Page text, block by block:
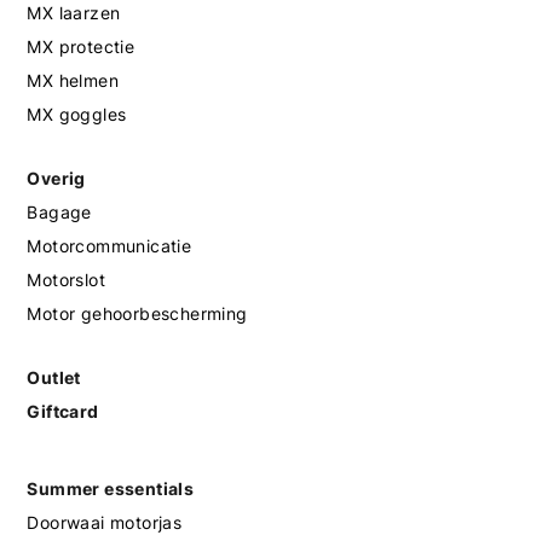
MX laarzen
MX protectie
MX helmen
MX goggles
Overig
Bagage
Motorcommunicatie
Motorslot
Motor gehoorbescherming
Outlet
Giftcard
Summer essentials
Doorwaai motorjas